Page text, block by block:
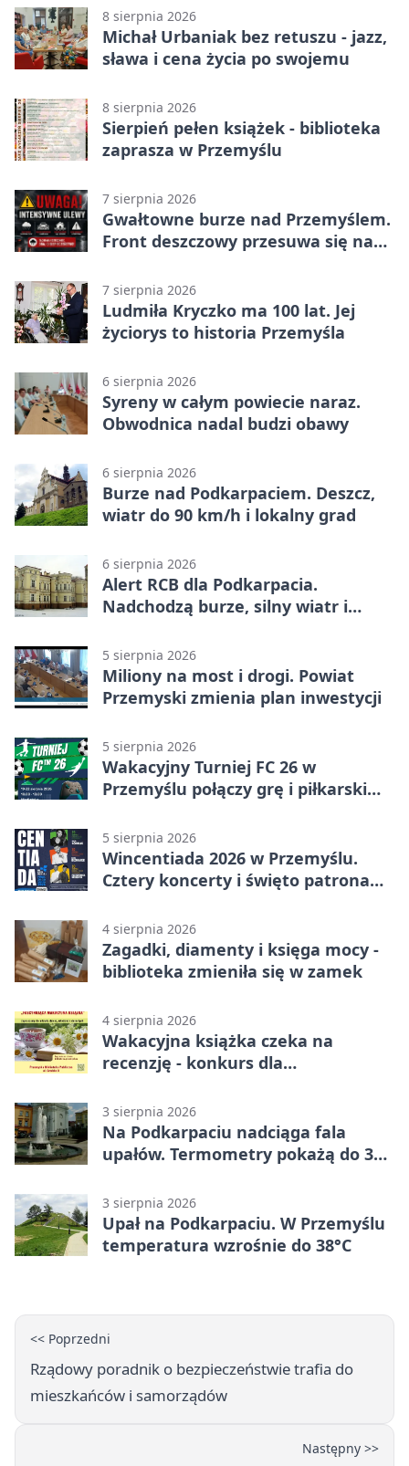
8 sierpnia 2026
Michał Urbaniak bez retuszu - jazz,
sława i cena życia po swojemu
8 sierpnia 2026
Sierpień pełen książek - biblioteka
zaprasza w Przemyślu
7 sierpnia 2026
Gwałtowne burze nad Przemyślem.
Front deszczowy przesuwa się na
7 sierpnia 2026
Ludmiła Kryczko ma 100 lat. Jej
życiorys to historia Przemyśla
6 sierpnia 2026
Syreny w całym powiecie naraz.
Obwodnica nadal budzi obawy
6 sierpnia 2026
Burze nad Podkarpaciem. Deszcz,
wiatr do 90 km/h i lokalny grad
6 sierpnia 2026
Alert RCB dla Podkarpacia.
Nadchodzą burze, silny wiatr i
5 sierpnia 2026
Miliony na most i drogi. Powiat
Przemyski zmienia plan inwestycji
5 sierpnia 2026
Wakacyjny Turniej FC 26 w
Przemyślu połączy grę i piłkarski
5 sierpnia 2026
Wincentiada 2026 w Przemyślu.
Cztery koncerty i święto patrona
4 sierpnia 2026
Zagadki, diamenty i księga mocy -
biblioteka zmieniła się w zamek
4 sierpnia 2026
Wakacyjna książka czeka na
recenzję - konkurs dla
3 sierpnia 2026
Na Podkarpaciu nadciąga fala
upałów. Termometry pokażą do 36
3 sierpnia 2026
Upał na Podkarpaciu. W Przemyślu
temperatura wzrośnie do 38°C
<< Poprzedni
Rządowy poradnik o bezpieczeństwie trafia do
mieszkańców i samorządów
Następny >>